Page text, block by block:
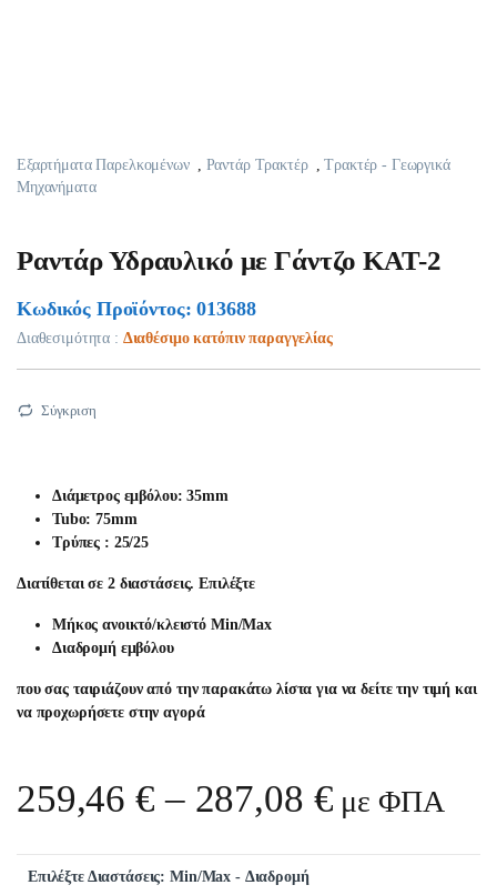
Εξαρτήματα Παρελκομένων Ραντάρ Τρακτέρ ,Τρακτέρ - Γεωργικά
Μηχανήματα
Ραντάρ Υδραυλικό με Γάντζο ΚΑΤ-2
Κωδικός Προϊόντος: 013688
Διαθεσιμότητα : Διαθέσιμο κατόπιν παραγγελίας
Σύγκριση
Διάμετρος εμβόλου: 35mm
Tubο: 75mm
Τρύπες : 25/25
Διατίθεται σε 2 διαστάσεις.Επιλέξτε
Μήκος ανοικτό/κλειστό Μin/Μax
Διαδρομή εμβόλου
που σας ταιριάζουν από την παρακάτω λίστα για να δείτε την τιμή και
να προχωρήσετε στην αγορά
259,46€ – 287,08 €Price
με ΦΠΑ
Επιλέξτε Διαστάσεις: Μin/Μax - Διαδρομή